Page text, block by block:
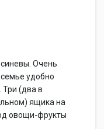
Очень
удобно
Три (два в
ящика на
овощи-фрукты